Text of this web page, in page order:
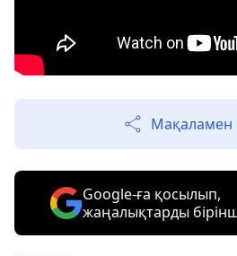
Мақаламен
Google-ға қосылып,
жаңалықтарды